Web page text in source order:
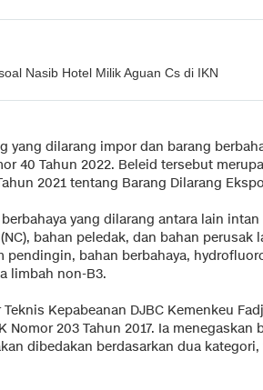
Nasib Hotel Milik Aguan Cs di IKN
yang dilarang impor dan barang
40 Tahun 2022. Beleid tersebut
2021 tentang Barang Dilarang
yang dilarang antara lain
bahan peledak, dan bahan perusak
pendingin, bahan berbahaya,
limbah non-B3.
Kepabeanan DJBC Kemenkeu
Nomor 203 Tahun 2017. Ia menegaskan
dibedakan berdasarkan dua